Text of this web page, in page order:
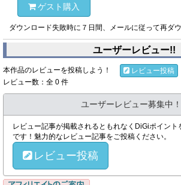
ゲスト購入
ダウンロード失敗時に７日間、メールに従って再ダ
ユーザーレビュー!!
本作品のレビューを投稿しよう！
レビュー投稿
レビュー数：全 0 件
ユーザーレビュー募集中！
レビュー記事が掲載されるともれなくDiGiポイント
です！魅力的なレビュー記事をご投稿ください。
レビュー投稿